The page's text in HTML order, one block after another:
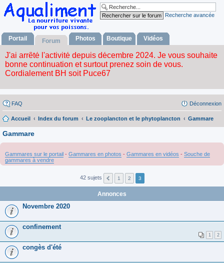
Recherche avancée
Portail Forum Photos Boutique Vidéos
FAQ Déconnexion
Accueil Index du forum Le zooplancton et le phytoplancton Gammare
Gammare
Gammares sur le portail - Gammares en photos - Gammares en vidéos - Souche de
gammares à vendre
42 sujets 1 2 3
Annonces
Novembre 2020
confinement
1 2
congès d'été